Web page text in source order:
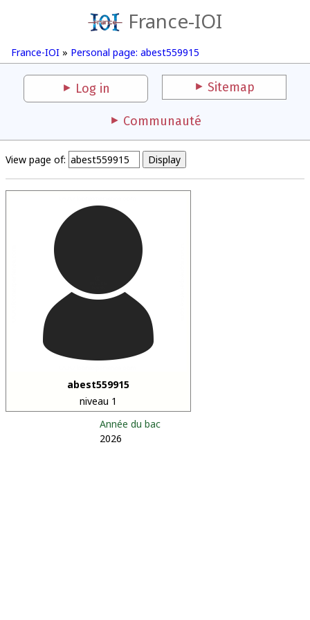
France-IOI
France-IOI » Personal page: abest559915
Log in Sitemap
Communauté
View page of:
abest559915
niveau 1
Année du bac
2026